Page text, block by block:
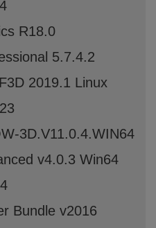
R18.0
5.7.4.2
2019.1 Linux
3D.V11.0.4.WIN64
v4.0.3 Win64
Bundle v2016